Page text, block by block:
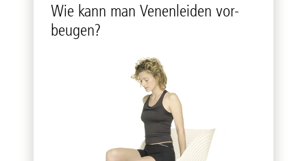
Wie kann man Ve­nen­lei­den vor­
beu­gen?